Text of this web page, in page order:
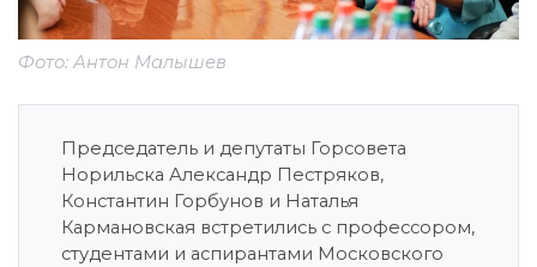
Фото: Антон Малышев
Председатель и депутаты Горсовета
Норильска Александр Пестряков,
Константин Горбунов и Наталья
Кармановская встретились с профессором,
студентами и аспирантами Московского